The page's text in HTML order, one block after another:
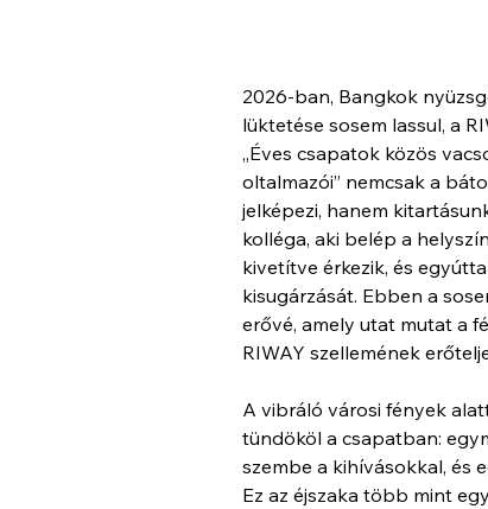
2026-ban, Bangkok
lüktetése sosem lassul, a
„Éves csapatok közös
oltalmazói” nemcsak a
jelképezi, hanem
kolléga, aki belép a
kivetítve érkezik, és
kisugárzását. Ebben a
erővé, amely utat mutat a
RIWAY szellemének
A vibráló városi fények
tündököl a csapatban:
szembe a kihívásokkal, és
Ez az éjszaka több mint